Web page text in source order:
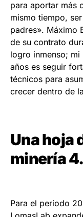
para aportar más
mismo tiempo,
padres». Máximo
de su contrato
logro inmenso;
años es seguir
técnicos para
crecer dentro de
Una hoja
minería
Para el periodo